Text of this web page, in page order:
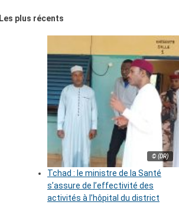
Les plus récents
© (DR)
Tchad : le ministre de la Santé
s’assure de l’effectivité des
activités à l’hôpital du district